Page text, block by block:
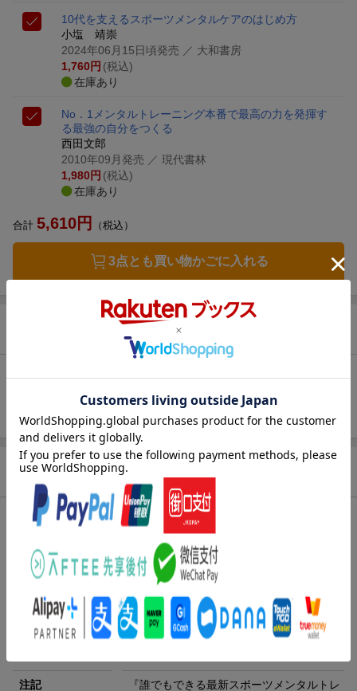
10代を支えるスポーツメンタルケアのはじめ方
小塩 靖崇
2024年06月15日頃発売 ／ 大和書房
1,760円 (税込)
在庫あり
No．1メンタルトレーニング本番で最高の力を発揮す
る最強の自分をつくる
西田文郎
2010年09月発売 ／ 現代書林
1,980円 (税込)
在庫あり
合計 5,610円 （税込）
3点とも買い物かごに入れる
商品情報
発売日 2022年07月01日頃
笠原彰(著)
出版社 学研プラス
発行形態 単行本
ページ数 248p
注記 『誰でもできる最新スポーツメンタルトレ